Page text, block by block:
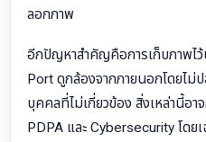
ลอกภาพ
อีกปัญหาสำคัญคือการเก็บภาพไว้
Port ดูกล้องจากภายนอกโดยไม่
บุคคลที่ไม่เกี่ยวข้อง สิ่งเหล่านี้อา
PDPA และ Cybersecurity โด